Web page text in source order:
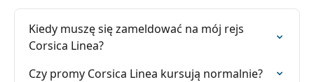
Kiedy muszę się zameldować na mój rejs
Corsica Linea?
Czy promy Corsica Linea kursują normalnie?